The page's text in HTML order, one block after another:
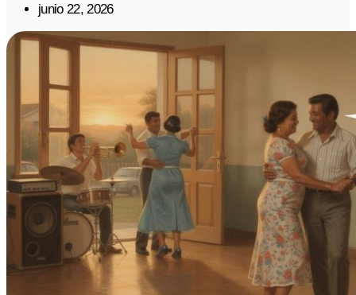
junio 22, 2026